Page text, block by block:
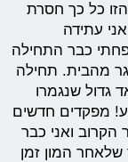
כל כך חסרת
עתידה
כבר התחילה
מהבית. תחילה
גדול שנגמרו
מפקדים חדשים
ואני כבר
המון זמן